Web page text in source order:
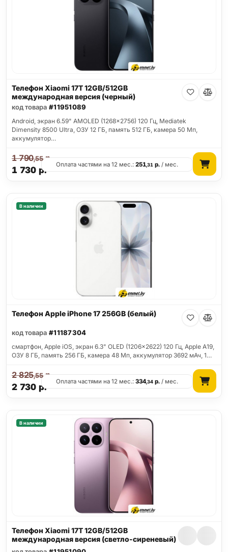
Телефон Xiaomi 17T 12GB/512GB
международная версия (черный)
код товара #11951089
Android, экран 6.59" AMOLED (1268x2756) 120 Гц, Mediatek
Dimensity 8500 Ultra, ОЗУ 12 ГБ, память 512 ГБ, камера 50 Мп,
аккумулятор…
1 730 р.
1 790,55р.
Оплата частями на 12 мес.:251,31 р. / мес.
В наличии
Телефон Apple iPhone 17 256GB (белый)
код товара #11187304
смартфон, Apple iOS, экран 6.3" OLED (1206x2622) 120 Гц, Apple A19,
ОЗУ 8 ГБ, память 256 ГБ, камера 48 Мп, аккумулятор 3692 мАч, 1…
2 730 р.
2 825,55р.
Оплата частями на 12 мес.:334,34 р. / мес.
В наличии
Телефон Xiaomi 17T 12GB/512GB
международная версия (светло-сиреневый)